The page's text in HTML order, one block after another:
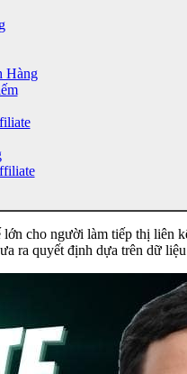
Hàng
cho người làm tiếp thị
ra quyết định dựa trên dữ